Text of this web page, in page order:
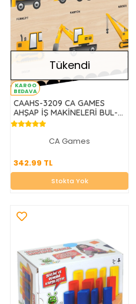
KARGO
BEDAVA
Tükendi
CAAHS-3209 CA GAMES
AHŞAP İŞ MAKİNELERİ BUL-
TAK
CA Games
342.99 TL
342.99 TL
Stokta Yok